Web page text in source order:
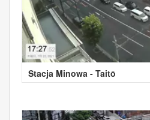
Stacja Minowa - Taitō